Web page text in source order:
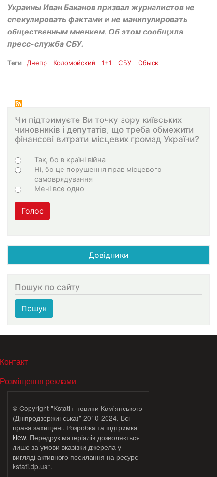
Украины Иван Баканов призвал журналистов не
спекулировать фактами и не манипулировать
общественным мнением. Об этом сообщила
пресс-служба СБУ.
Теги Днепр Коломойский 1+1 СБУ Обыск
Чи підтримуєте Ви точку зору київських
чиновників і депутатів, що треба обмежити
фінансові витрати місцевих громад України?
Choices
Так, бо в країні війна
Ні, бо це порушення прав місцевого
самоврядування
Мені все одно
Голос
Довідники
Пошук по сайту
Пошук
МЕНЮ В ПОДВАЛЕ
Контакт
Розміщення реклами
© Copyright "Kstati+ новини Кам'янського
(Дніпродзержинська)" 2010-2024. Всі
права захищені. Розробка та підтримка
klew. Передрук матеріалів дозволяється
лише за умови вказівки джерела у
вигляді активного посилання на ресурс
kstati.dp.ua*.